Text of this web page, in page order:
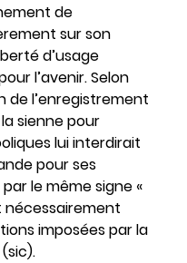
de
sur son
d’usage
l’avenir. Selon
de l’enregistrement
sienne pour
lui interdirait
pour ses
le même signe «
imposées par la